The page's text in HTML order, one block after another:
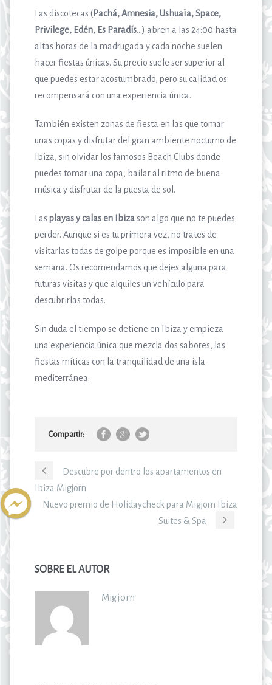
Las discotecas (Pachá, Amnesia, Ushuaïa, Space,
Privilege, Edén, Es Paradís…) abren a las 24:00 hasta
altas horas de la madrugada y cada noche suelen
hacer fiestas únicas. Su precio suele ser superior al
que puedes estar acostumbrado, pero su calidad os
recompensará con una experiencia única.
También existen zonas de fiesta en las que tomar
unas copas y disfrutar del gran ambiente nocturno de
Ibiza, sin olvidar los famosos Beach Clubs donde
puedes tomar una copa, bailar al ritmo de buena
música y disfrutar de la puesta de sol.
Las playas y calas en Ibizason algo que no te puedes
perder. Aunque si es tu primera vez, no trates de
visitarlas todas de golpe porque es imposible en una
semana. Os recomendamos que dejes alguna para
futuras visitas y que alquiles un vehículo para
descubrirlas todas.
Sin duda el tiempo se detiene en Ibiza y empieza
una experiencia única que mezcla dos sabores, las
fiestas míticas con la tranquilidad de una isla
mediterránea.
Compartir:
Descubre por dentro los apartamentos en
Ibiza Migjorn
Nuevo premio de Holidaycheck para Migjorn Ibiza
Suites & Spa
SOBRE EL AUTOR
Migjorn